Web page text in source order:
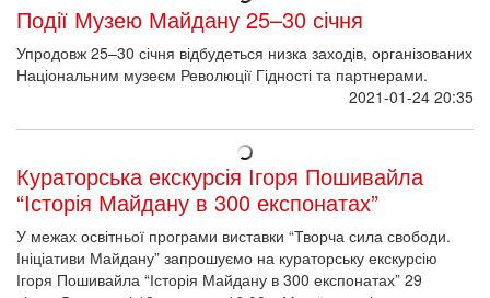
Події Музею Майдану 25–30 січня
Упродовж 25–30 січня відбудеться низка заходів, організованих
Національним музеєм Революції Гідності та партнерами.
2021-01-24 20:35
Кураторська екскурсія Ігоря Пошивайла
“Історія Майдану в 300 експонатах”
У межах освітньої програми виставки “Творча сила свободи.
Ініціативи Майдану” запрошуємо на кураторську екскурсію
Ігоря Пошивайла “Історія Майдану в 300 експонатах” 29